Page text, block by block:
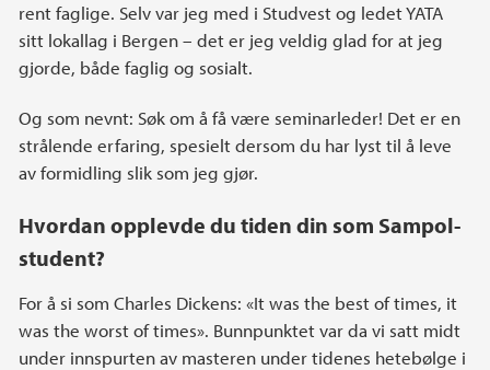
rent faglige. Selv var jeg med i Studvest og ledet YATA
sitt lokallag i Bergen – det er jeg veldig glad for at jeg
gjorde, både faglig og sosialt.
Og som nevnt: Søk om å få være seminarleder! Det er en
strålende erfaring, spesielt dersom du har lyst til å leve
av formidling slik som jeg gjør.
Hvordan opplevde du tiden din som Sampol-
student?
For å si som Charles Dickens: «It was the best of times, it
was the worst of times». Bunnpunktet var da vi satt midt
under innspurten av masteren under tidenes hetebølge i